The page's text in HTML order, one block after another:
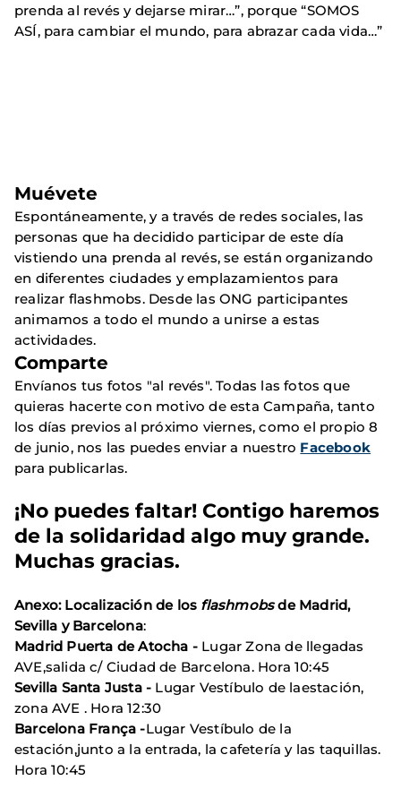
prenda al revés y dejarse mirar…”, porque “SOMOS
ASÍ, para cambiar el mundo, para abrazar cada vida…”
Muévete
Espontáneamente, y a través de redes sociales, las
personas que ha decidido participar de este día
vistiendo una prenda al revés, se están organizando
en diferentes ciudades y emplazamientos para
realizar flashmobs. Desde las ONG participantes
animamos a todo el mundo a unirse a estas
actividades.
Comparte
Envíanos tus fotos "al revés". Todas las fotos que
quieras hacerte con motivo de esta Campaña, tanto
los días previos al próximo viernes, como el propio 8
de junio, nos las puedes enviar a nuestro Facebook
para publicarlas.
¡No puedes faltar! Contigo haremos
de la solidaridad algo muy grande.
Muchas gracias.
Anexo: Localización de los flashmobsde Madrid,
Sevilla y Barcelona:
Madrid Puerta de Atocha - Lugar Zona de llegadas
AVE,salida c/ Ciudad de Barcelona. Hora 10:45
Sevilla Santa Justa - Lugar Vestíbulo de laestación,
zona AVE . Hora 12:30
Barcelona França -Lugar Vestíbulo de la
estación,junto a la entrada, la cafetería y las taquillas.
Hora 10:45